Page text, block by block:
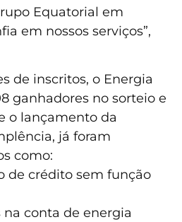
Equatorial em
em nossos serviços”,
de inscritos, o Energia
ganhadores no sorteio e
o lançamento da
já foram
como:
de crédito sem função
na conta de energia